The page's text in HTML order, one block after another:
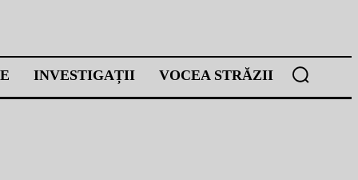
INVESTIGAȚII VOCEA STRĂZII